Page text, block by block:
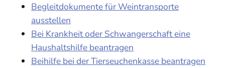
Begleitdokumente für Weintransporte
ausstellen
Bei Krankheit oder Schwangerschaft eine
Haushaltshilfe beantragen
Beihilfe bei der Tierseuchenkasse beantragen